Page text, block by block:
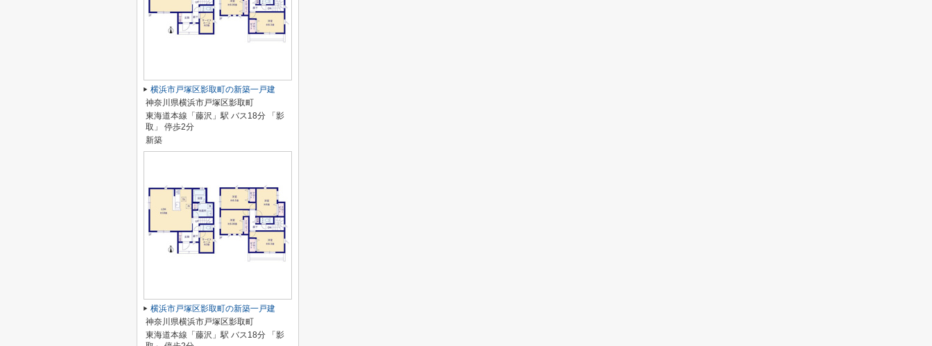
横浜市戸塚区影取町の新築一戸建
神奈川県横浜市戸塚区影取町
東海道本線「藤沢」駅 バス18分 「影
取」 停歩2分
新築
横浜市戸塚区影取町の新築一戸建
神奈川県横浜市戸塚区影取町
東海道本線「藤沢」駅 バス18分 「影